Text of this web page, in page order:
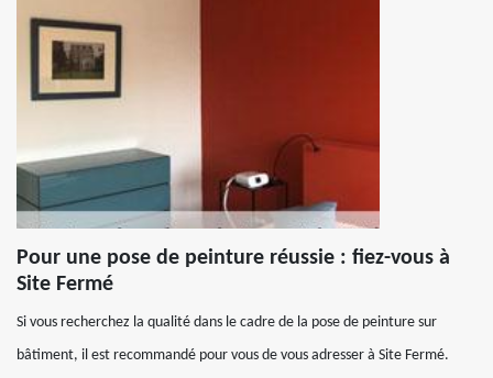
Pour une pose de peinture réussie : fiez-vous à
Site Fermé
Si vous recherchez la qualité dans le cadre de la pose de peinture sur
bâtiment, il est recommandé pour vous de vous adresser à Site Fermé.